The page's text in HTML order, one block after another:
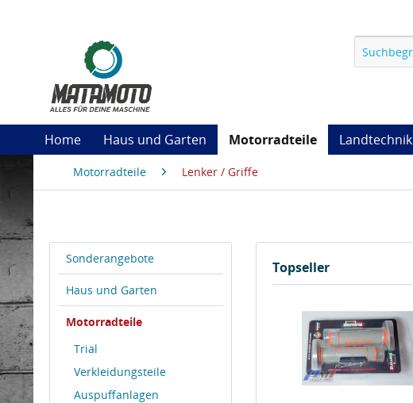
Home Haus und Garten Motorradteile Landtechnik
Motorradteile Lenker / Griffe
Sonderangebote
Haus und Garten
Motorradteile
Trial
Verkleidungsteile
Auspuffanlagen
Topseller